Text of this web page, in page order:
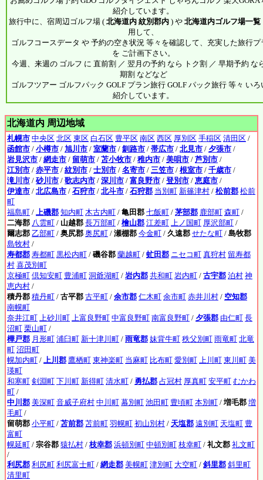
紹介しています。
旅行中に、宿周辺ゴルフ場 ( 北海道内 紋別郡内 ) や 北海道内ゴルフ場一覧
用して、
ゴルフコースデータ や 予約の空き状況 等々を確認して、充実した旅行プ
を ご計画下さい。
今週、来週の ゴルフ に 直前割 ／ 翌月の予約 なら トク割 ／ 早期予約 な
期割 などなど
ゴルフツアー ゴルフパック GOLF プラン旅行 GOLF パック旅行 等々 いろ
紹介しています。
北海道内 周辺地域
札幌市 中央区 北区 東区 白石区 豊平区 南区 西区 厚別区 手稲区 清田区 /
函館市 / 小樽市 / 旭川市 / 室蘭市 / 釧路市 / 帯広市 / 北見市 / 夕張市 /
岩見沢市 / 網走市 / 留萌市 / 苫小牧市 / 稚内市 / 美唄市 / 芦別市 /
江別市 / 赤平市 / 紋別市 / 士別市 / 名寄市 / 三笠市 / 根室市 / 千歳市 /
滝川市 / 砂川市 / 歌志内市 / 深川市 / 富良野市 / 登別市 / 恵庭市 /
伊達市 / 北広島市 / 石狩市 / 北斗市 / 石狩郡 当別町 新篠津村 / 松前郡 松前
町
福島町 / 上磯郡 知内町 木古内町 / 亀田郡 七飯町 / 茅部郡 鹿部町 森町 /
二海郡 八雲町 / 山越郡 長万部町 / 檜山郡 江差町 上ノ国町 厚沢部町 /
爾志郡 乙部町 / 奥尻郡 奥尻町 / 瀬棚郡 今金町 / 久遠郡 せたな町 / 島牧郡
島牧村 /
寿都郡 寿都町 黒松内町 / 磯谷郡 蘭越町 / 虻田郡 ニセコ町 真狩村 留寿都
村 喜茂別町
京極町 倶知安町 豊浦町 洞爺湖町 / 岩内郡 共和町 岩内町 / 古宇郡 泊村 神
恵内村 /
積丹郡 積丹町 / 古平郡 古平町 / 余市郡 仁木町 余市町 赤井川村 / 空知郡
南幌町
奈井江町 上砂川町 上富良野町 中富良野町 南富良野町 / 夕張郡 由仁町 長
沼町 栗山町 /
樺戸郡 月形町 浦臼町 新十津川町 / 雨竜郡 妹背牛町 秩父別町 雨竜町 北竜
町 沼田町
幌加内町 / 上川郡 鷹栖町 東神楽町 当麻町 比布町 愛別町 上川町 東川町 美
瑛町
和寒町 剣淵町 下川町 新得町 清水町 / 勇払郡 占冠村 厚真町 安平町 むかわ
町 /
中川郡 美深町 音威子府村 中川町 幕別町 池田町 豊頃町 本別町 / 増毛郡 増
毛町 /
留萌郡 小平町 / 苫前郡 苫前町 羽幌町 初山別村 / 天塩郡 遠別町 天塩町 豊
富町
幌延町 / 宗谷郡 猿払村 / 枝幸郡 浜頓別町 中頓別町 枝幸町 / 礼文郡 礼文町
/
利尻郡 利尻町 利尻富士町 / 網走郡 美幌町 津別町 大空町 / 斜里郡 斜里町
清里町